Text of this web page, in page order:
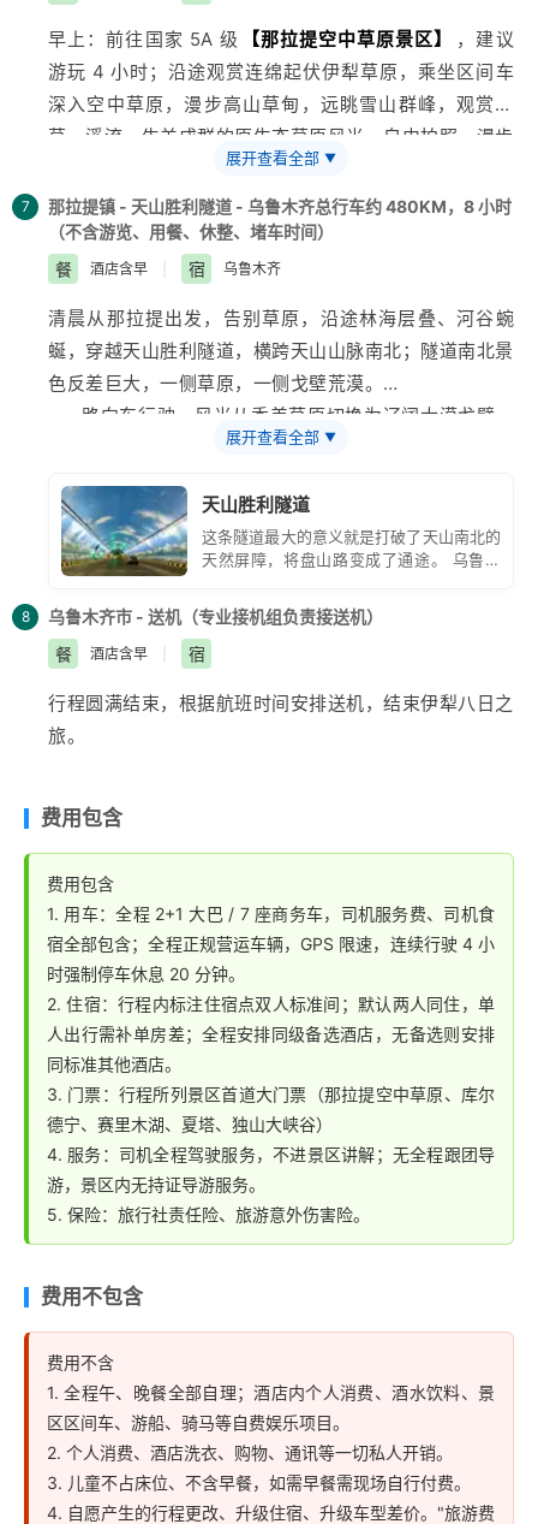
早上：前往国家 5A 级 【那拉提空中草原景区】
，建议
游玩 4 小时；沿途观赏连绵起伏伊犁草原，乘坐区间车
深入空中草原，漫步高山草甸，远眺雪山群峰，观赏绿
草、溪流、牛羊成群的原生态草原风光，自由拍照、漫步
- 中午：景区附近自行用餐。
- 傍晚：草原游览结束返程那拉提镇，入住酒店休整。
展开查看全部 ▼
7
那拉提镇 - 天山胜利隧道 - 乌鲁木齐总行车约 480KM，8 小时
（不含游览、用餐、休整、堵车时间）
餐
酒店含早 宿 乌鲁木齐
清晨从那拉提出发，告别草原，沿途林海层叠、河谷蜿
蜒，穿越天山胜利隧道，横跨天山山脉南北；隧道南北景
色反差巨大，一侧草原，一侧戈壁荒漠。
- 一路向东行驶，风光从秀美草原切换为辽阔大漠戈壁，
- 傍晚抵达乌鲁木齐
内地标打卡。
展开查看全部 ▼
天山胜利隧道
这条隧道最大的意义就是打破了天山南北的
天然屏障，将盘山路变成了通途。 乌鲁木
尔勒，需要绕山而行，现在有了这条隧道，
通行时间直接从约7小时大幅缩短至3小时左
右。 穿越天山本身：如果单纯计算开车穿
越这22.13公里长的隧道，仅需20多分钟就
能完成跨越天山南北的壮举。
8
乌鲁木齐市 - 送机（专业接机组负责接送机）
餐
酒店含早 宿
行程圆满结束，根据航班时间安排送机，结束伊犁八日之
旅。
费用包含
费用包含
1. 用车：全程 2+1 大巴 / 7 座商务车，司机服务费、司机食
宿全部包含；全程正规营运车辆，GPS 限速，连续行驶 4 小
时强制停车休息 20 分钟。
2. 住宿：行程内标注住宿点双人标准间；默认两人同住，单
人出行需补单房差；全程安排同级备选酒店，无备选则安排
同标准其他酒店。
3. 门票：行程所列景区首道大门票（那拉提空中草原、库尔
德宁、赛里木湖、夏塔、独山大峡谷）
4. 服务：司机全程驾驶服务，不进景区讲解；无全程跟团导
游，景区内无持证导游服务。
5. 保险：旅行社责任险、旅游意外伤害险。
费用不包含
费用不含
1. 全程午、晚餐全部自理；酒店内个人消费、酒水饮料、景
区区间车、游船、骑马等自费娱乐项目。
2. 个人消费、酒店洗衣、购物、通讯等一切私人开销。
3. 儿童不占床位、不含早餐，如需早餐需现场自行付费。
4. 自愿产生的行程更改、升级住宿、升级车型差价。"旅游费